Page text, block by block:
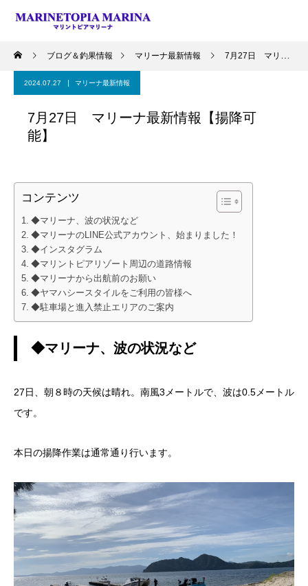
ブログ＆釣果情報 マリーナ最新情報 7月27日 マリーナ最新情報【揚降可能】
2024.07.27 マリーナ最新情報
7月27日 マリーナ最新情報【揚降可
能】
コンテンツ
◆マリーナ、波の状況など
◆マリーナのLINE公式アカウント、始まりました！
◆インスタグラム
◆マリントピアリゾート周辺の道路情報
◆マリーナから出航前のお願い
◆ヤマハシースタイルをご利用の皆様へ
◆駐車場と進入禁止エリアのご案内
◆マリーナ、波の状況など
27日、朝８時の天候は晴れ。南風3メートルで、波は0.5メートル
です。
本日の揚降作業は通常通り行います。